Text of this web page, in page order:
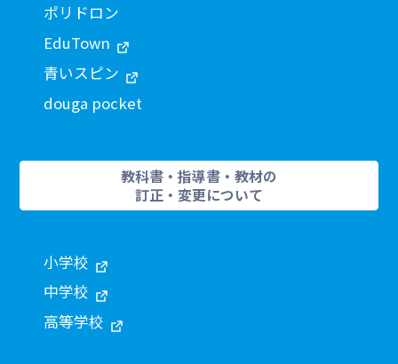
ポリドロン
EduTown
青いスピン
douga pocket
教科書・指導書・教材の
訂正・変更について
小学校
中学校
高等学校